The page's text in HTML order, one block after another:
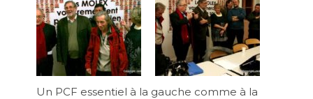
Un PCF essentiel à la gauche comme à la